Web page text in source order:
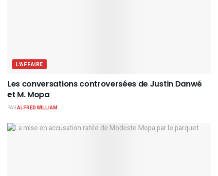
L'AFFAIRE
Les conversations controversées de Justin Danwé
et M. Mopa
PARALFRED WILLIAM